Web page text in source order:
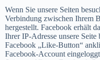
Wenn Sie unsere Seiten
Verbindung zwischen Ihrem
hergestellt. Facebook erhält
Ihrer IP-Adresse unsere Seite
Facebook „Like-Button“
Facebook-Account